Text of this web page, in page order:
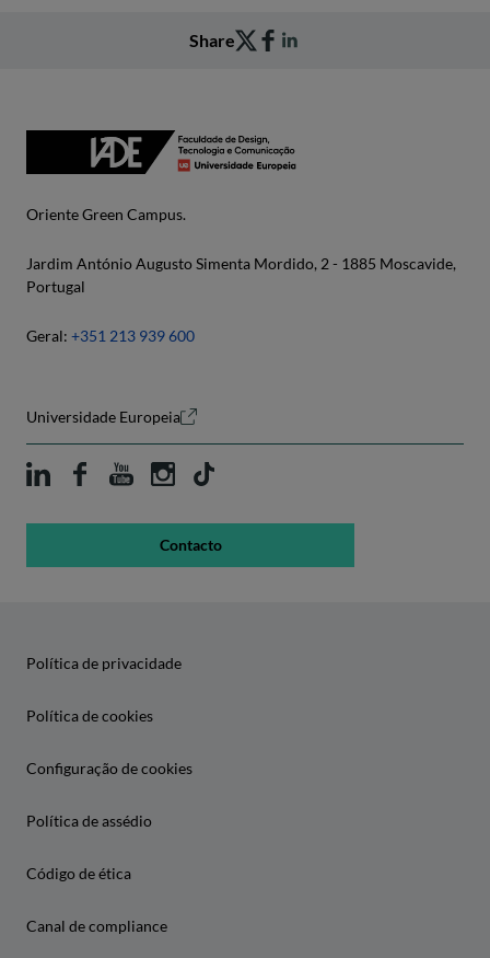
Share
Oriente Green Campus.
Jardim António Augusto Simenta Mordido, 2 - 1885 Moscavide,
Portugal
Geral: +351 213 939 600
Universidade Europeia
Contacto
Política de privacidade
Política de cookies
Configuração de cookies
Política de assédio
Código de ética
Canal de compliance